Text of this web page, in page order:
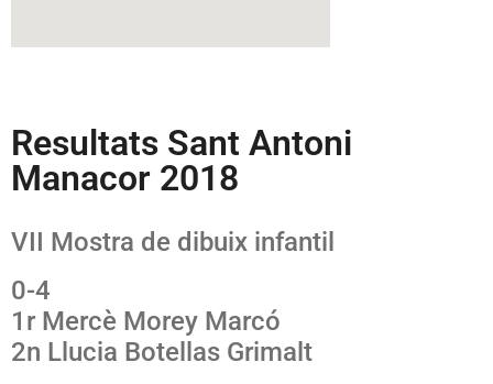
Resultats Sant Antoni
Manacor 2018
VII Mostra de dibuix infantil
0-4
1r Mercè Morey Marcó
2n Llucia Botellas Grimalt